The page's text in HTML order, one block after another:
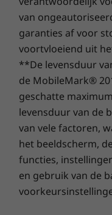
Een genot om
managen
De ThinkCentre
cent om te
eindgebruikers als
wordt geleverd
zoals Lenovo
de verpakking
eenvoudig te
beveiligen, zelfs
zich op
Bovendien is het
Environmental
The Eco Declaration
California Energy
65% procent
*Ga naarwww.epeat.net voor de
Specificaties kunnen per
OVERIGE
Beveiliging
Firmware Trusted
van
garanties af voor
voortvloeiend uit
**De levensduur
de MobileMark®
geschatte
levensduur van de
van vele factoren,
het beeldscherm,
functies,
en gebruik van de